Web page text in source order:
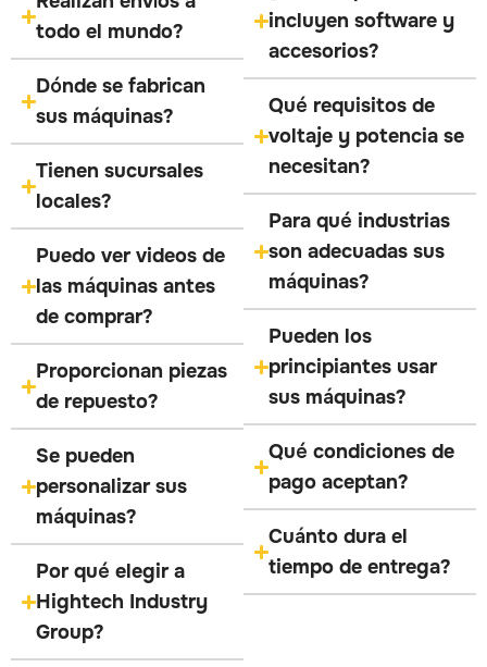
todo el mundo?
Dónde se fabrican
sus máquinas?
Tienen sucursales
locales?
Puedo ver videos de
las máquinas antes
de comprar?
Proporcionan piezas
de repuesto?
Se pueden
personalizar sus
máquinas?
Por qué elegir a
Hightech Industry
Group?
incluyen software y
accesorios?
Qué requisitos de
voltaje y potencia se
necesitan?
Para qué industrias
son adecuadas sus
máquinas?
Pueden los
principiantes usar
sus máquinas?
Qué condiciones de
pago aceptan?
Cuánto dura el
tiempo de entrega?